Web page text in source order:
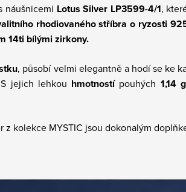
náušnicemi Lotus Silver LP3599-4/1,
rhodiovaného stříbra o ryzosti
14ti bílými zirkony.
, působí velmi elegantně a hodí se ke
jejich lehkou hmotností pouhých 1,14 g
z kolekce MYSTIC jsou dokonalým